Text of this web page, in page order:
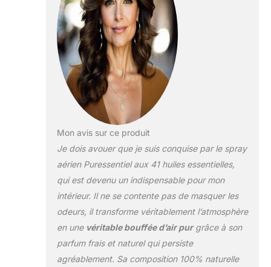
et agréable Format
familial EFFICACITE
PROUVEE : Elimine plus
de 99,9% des virus et
bactéries Testé
scientifiquement sur les
virus de la grippe A et
gastro-entérite, sur les
bactéries responsables
et sur des moisissures
Tolérance testée
cliniquement
NATURELLE,
BREVETEE, ET
CONTROLEE : Contient
41 Huiles Essentielles
100 percent pures et
naturelles, formule
brevetée 100%
Mon avis sur ce produit
Je dois avouer que je suis conquise par le spray
aérien Puressentiel aux 41 huiles essentielles,
qui est devenu un indispensable pour mon
intérieur. Il ne se contente pas de masquer les
odeurs, il transforme véritablement l’atmosphère
en une véritable bouffée d’air purgrâce à son
parfum frais et naturel qui persiste
agréablement. Sa composition 100% naturelle